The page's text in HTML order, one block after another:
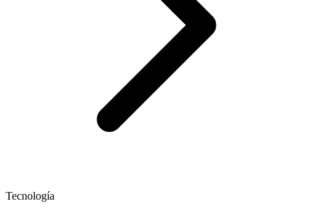
Tecnología